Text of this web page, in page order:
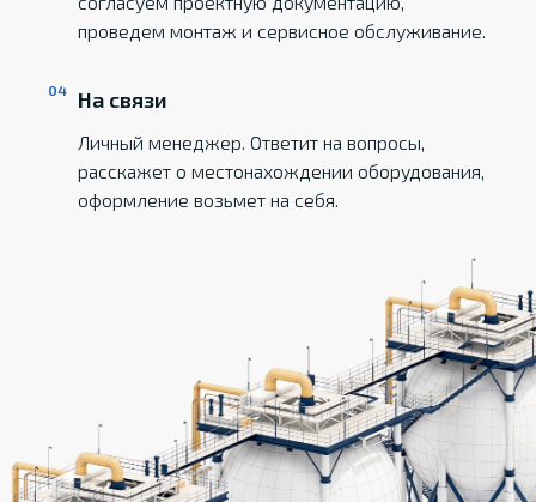
проведем монтаж и сервисное обслуживание.
На связи
Личный менеджер. Ответит на вопросы,
расскажет о местонахождении оборудования,
оформление возьмет на себя.